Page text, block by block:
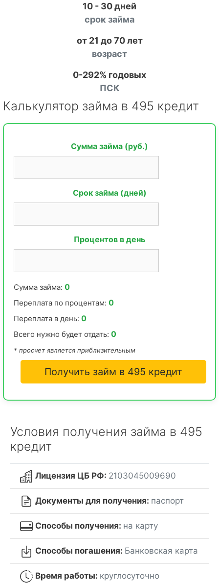
10 - 30 дней
срок займа
от 21 до 70 лет
возраст
0-292% годовых
ПСК
Калькулятор займа в 495 кредит
Сумма займа (руб.)
Срок займа (дней)
Процентов в день
Сумма займа: 0
Переплата по процентам: 0
Переплата в день: 0
Всего нужно будет отдать: 0
* просчет является приблизительным
Получить займ в 495 кредит
Условия получения займа в 495
кредит
Лицензия ЦБ РФ: 2103045009690
Документы для получения: паспорт
Способы получения: на карту
Способы погашения: Банковская карта
Время работы: круглосуточно